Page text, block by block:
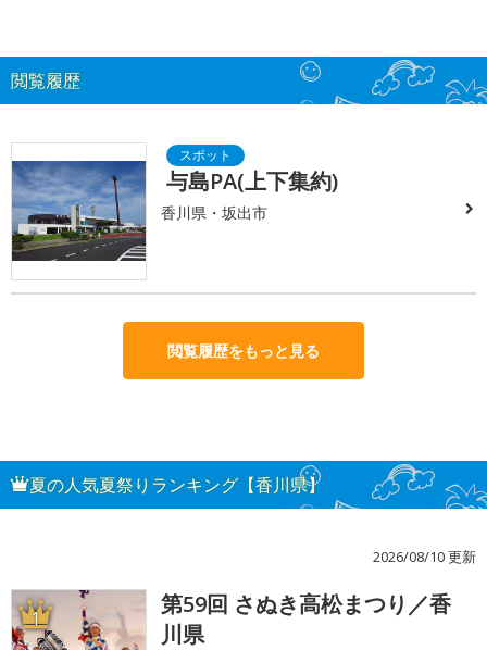
閲覧履歴
与島PA(上下集約)
香川県・坂出市
閲覧履歴をもっと見る
夏の人気夏祭りランキング【香川県】
2026/08/10 更新
1
第59回 さぬき高松まつり／香
川県